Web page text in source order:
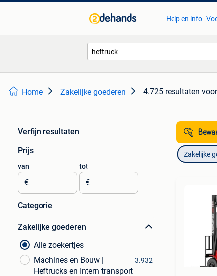
Help en info
Home Zakelijke goederen 4.725 resultaten
Verfijn resultaten
Prijs
van
€
tot
€
Categorie
Zakelijke goederen
Alle zoekertjes
Machines en Bouw |
Heftrucks en Intern transport
3.932
Zakelijke